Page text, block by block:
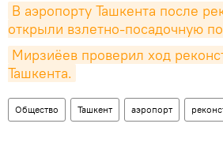
В аэропорту Ташкента после
открыли взлетно-посадочную
Мирзиёев проверил ход
Ташкента.
Общество Ташкент аэропорт